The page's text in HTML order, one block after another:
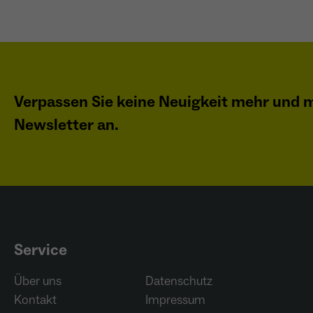
Verpassen Sie keine Neuigkeit mehr und
Newsletter an.
Service
Über uns
Kontakt
Datenschutz
Impressum